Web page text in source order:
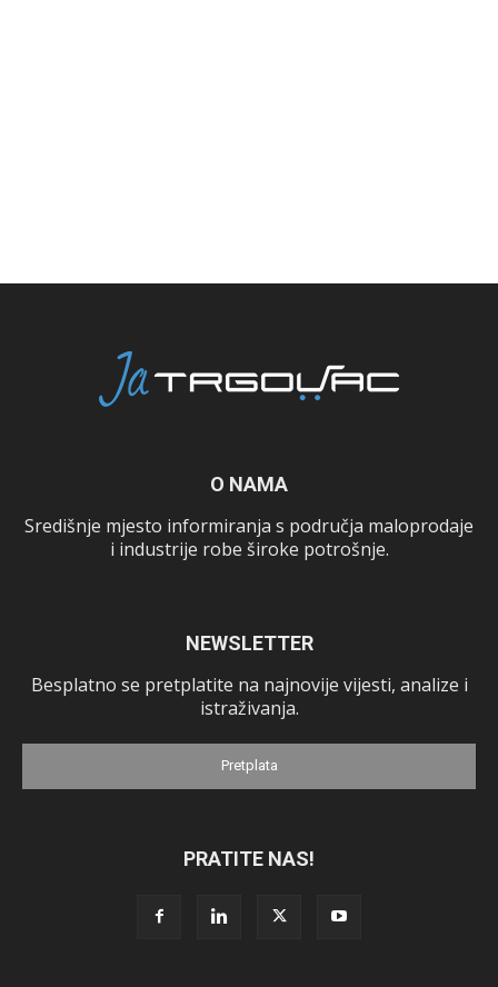
O NAMA
Središnje mjesto informiranja s područja maloprodaje
i industrije robe široke potrošnje.
NEWSLETTER
Besplatno se pretplatite na najnovije vijesti, analize i
istraživanja.
Pretplata
PRATITE NAS!